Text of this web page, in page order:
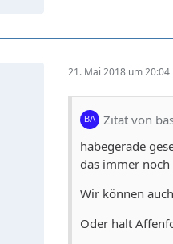
21. Mai 2018 um 20:04
Zitat von
habegerade
das immer
Wir können
Oder halt